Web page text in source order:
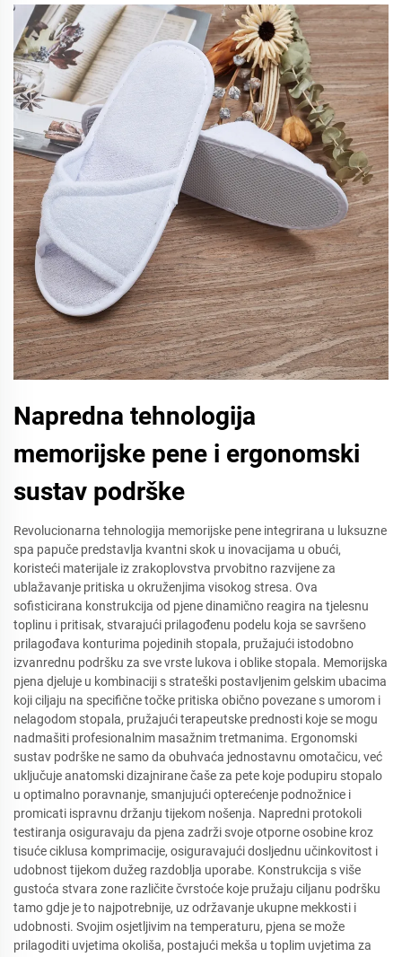
Napredna tehnologija
memorijske pene i ergonomski
sustav podrške
Revolucionarna tehnologija memorijske pene integrirana u luksuzne
spa papuče predstavlja kvantni skok u inovacijama u obući,
koristeći materijale iz zrakoplovstva prvobitno razvijene za
ublažavanje pritiska u okruženjima visokog stresa. Ova
sofisticirana konstrukcija od pjene dinamično reagira na tjelesnu
toplinu i pritisak, stvarajući prilagođenu podelu koja se savršeno
prilagođava konturima pojedinih stopala, pružajući istodobno
izvanrednu podršku za sve vrste lukova i oblike stopala. Memorijska
pjena djeluje u kombinaciji s strateški postavljenim gelskim ubacima
koji ciljaju na specifične točke pritiska obično povezane s umorom i
nelagodom stopala, pružajući terapeutske prednosti koje se mogu
nadmašiti profesionalnim masažnim tretmanima. Ergonomski
sustav podrške ne samo da obuhvaća jednostavnu omotačicu, već
uključuje anatomski dizajnirane čaše za pete koje podupiru stopalo
u optimalno poravnanje, smanjujući opterećenje podnožnice i
promicati ispravnu držanju tijekom nošenja. Napredni protokoli
testiranja osiguravaju da pjena zadrži svoje otporne osobine kroz
tisuće ciklusa komprimacije, osiguravajući dosljednu učinkovitost i
udobnost tijekom dužeg razdoblja uporabe. Konstrukcija s više
gustoća stvara zone različite čvrstoće koje pružaju ciljanu podršku
tamo gdje je to najpotrebnije, uz održavanje ukupne mekkosti i
udobnosti. Svojim osjetljivim na temperaturu, pjena se može
prilagoditi uvjetima okoliša, postajući mekša u toplim uvjetima za